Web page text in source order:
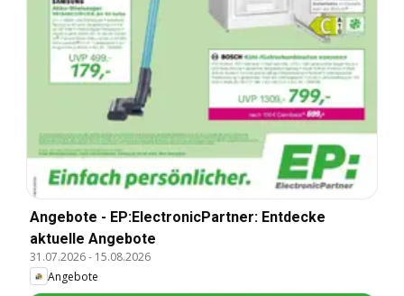
Angebote - EP:ElectronicPartner: Entdecke
aktuelle Angebote
31.07.2026- 15.08.2026
Angebote